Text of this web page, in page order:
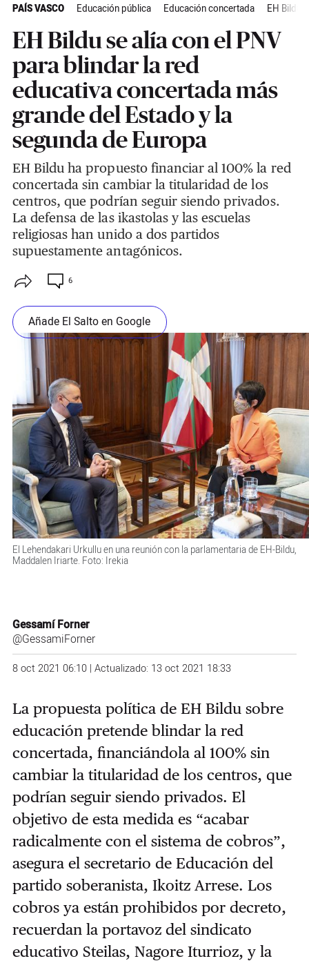
PAÍS VASCO Educación pública Educación concertada EH Bildu
EH Bildu se alía con el PNV
para blindar la red
educativa concertada más
grande del Estado y la
segunda de Europa
EH Bildu ha propuesto financiar al 100% la red
concertada sin cambiar la titularidad de los
centros, que podrían seguir siendo privados.
La defensa de las ikastolas y las escuelas
religiosas han unido a dos partidos
supuestamente antagónicos.
6
Añade El Salto en Google
El Lehendakari Urkullu en una reunión con la parlamentaria de EH-Bildu,
Maddalen Iriarte. Foto: Irekia
Gessamí Forner
@GessamiForner
8 oct 2021 06:10 | Actualizado: 13 oct 2021 18:33
La propuesta política de EH Bildu sobre
educación pretende blindar la red
concertada, financiándola al 100% sin
cambiar la titularidad de los centros, que
podrían seguir siendo privados. El
objetivo de esta medida es “acabar
radicalmente con el sistema de cobros”,
asegura el secretario de Educación del
partido soberanista, Ikoitz Arrese. Los
cobros ya están prohibidos por decreto,
recuerdan la portavoz del sindicato
educativo Steilas, Nagore Iturrioz, y la